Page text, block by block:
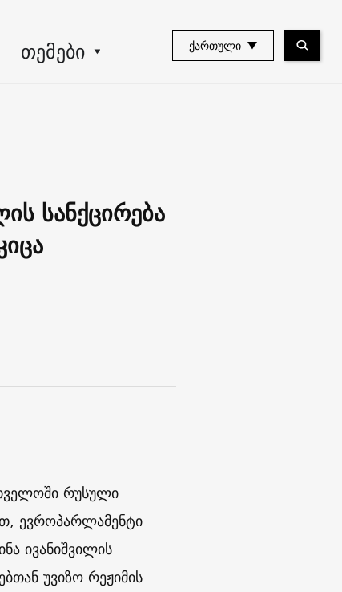
თემები ᲥᲐᲠᲗᲣᲚᲘ
სანქცირება
რუსული
ევროპარლამენტი
ივანიშვილის
უვიზო რეჟიმის